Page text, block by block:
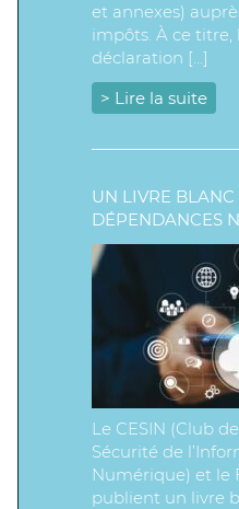
et annexes)
impôts. À ce titre,
déclaration […]
> Lire la suite
UN LIVRE
DÉPENDANCES
Le CESIN (Club
Sécurité de
Numérique) et le
publient un livre